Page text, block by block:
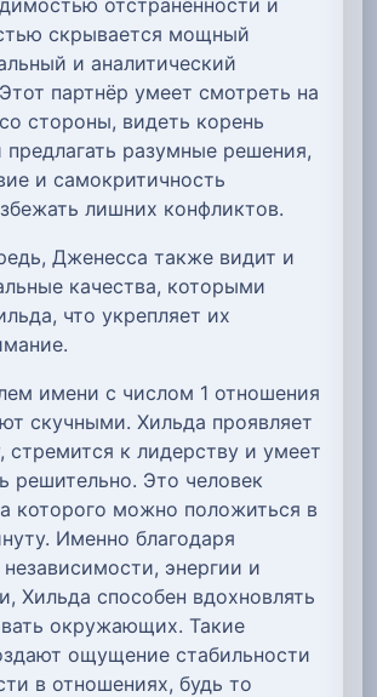
скрывается мощный
и аналитический
партнёр умеет смотреть на
стороны, видеть корень
разумные решения,
и самокритичность
лишних конфликтов.
Дженесса также видит и
качества, которыми
что укрепляет их
имени с числом 1 отношения
скучными. Хильда проявляет
стремится к лидерству и умеет
решительно. Это человек
которого можно положиться в
Именно благодаря
энергии и
Хильда способен вдохновлять
окружающих. Такие
ощущение стабильности
в отношениях, будь то